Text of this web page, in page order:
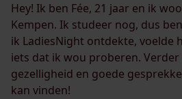
Hey! Ik ben Fée, 21 jaar en ik
Kempen. Ik studeer nog, dus
ik LadiesNight ontdekte, voelde
iets dat ik wou proberen.
gezelligheid en goede
kan vinden!